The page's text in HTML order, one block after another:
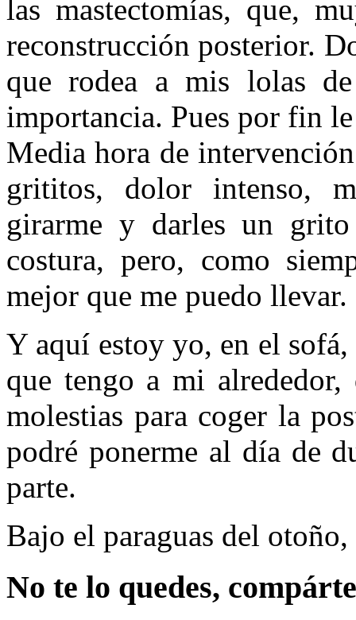
las mastectomías, que,
reconstrucción posterior.
que rodea a mis lolas
importancia. Pues por fin
Media hora de
grititos, dolor intenso,
girarme y darles un
costura, pero, como
mejor que me puedo llevar.
Y aquí estoy yo, en el
que tengo a mi
molestias para coger la
podré ponerme al día de
parte.
Bajo el paraguas del
No te lo quedes,